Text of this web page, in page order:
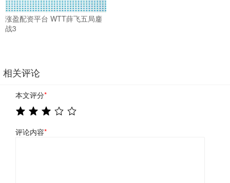
涨盈配资平台 WTT薛飞五局鏖
战3
相关评论
本文评分*
评论内容*